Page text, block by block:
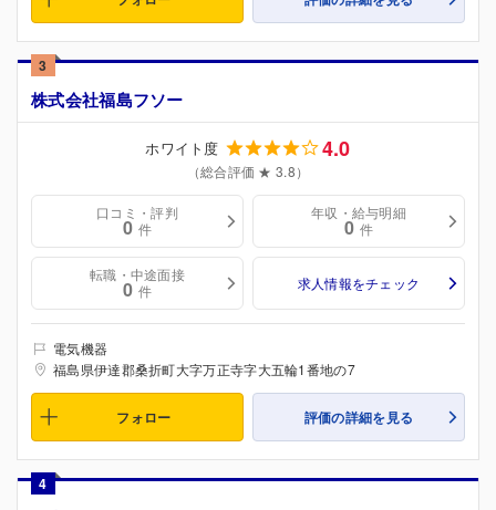
3
株式会社福島フソー
ホワイト度 4.0
（総合評価 ★ 3.8）
口コミ・評判
0 件
年収・給与明細
0 件
転職・中途面接
0 件 求人情報をチェック
電気機器
福島県伊達郡桑折町大字万正寺字大五輪1番地の7
フォロー 評価の詳細を見る
4